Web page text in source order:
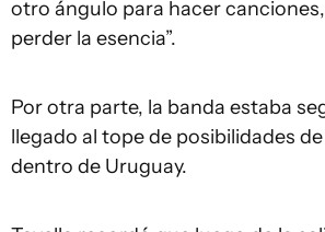
otro ángulo para hacer
perder la esencia”.
Por otra parte, la banda estaba
llegado al tope de posibilidades
dentro de Uruguay.